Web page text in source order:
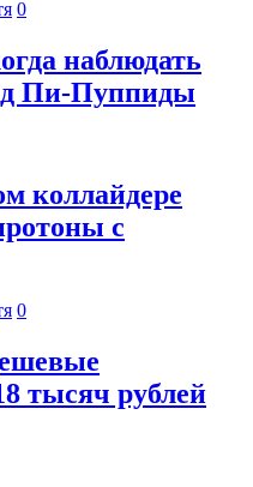
0
наблюдать
Пи-Пуппиды
коллайдере
с
0
тысяч рублей